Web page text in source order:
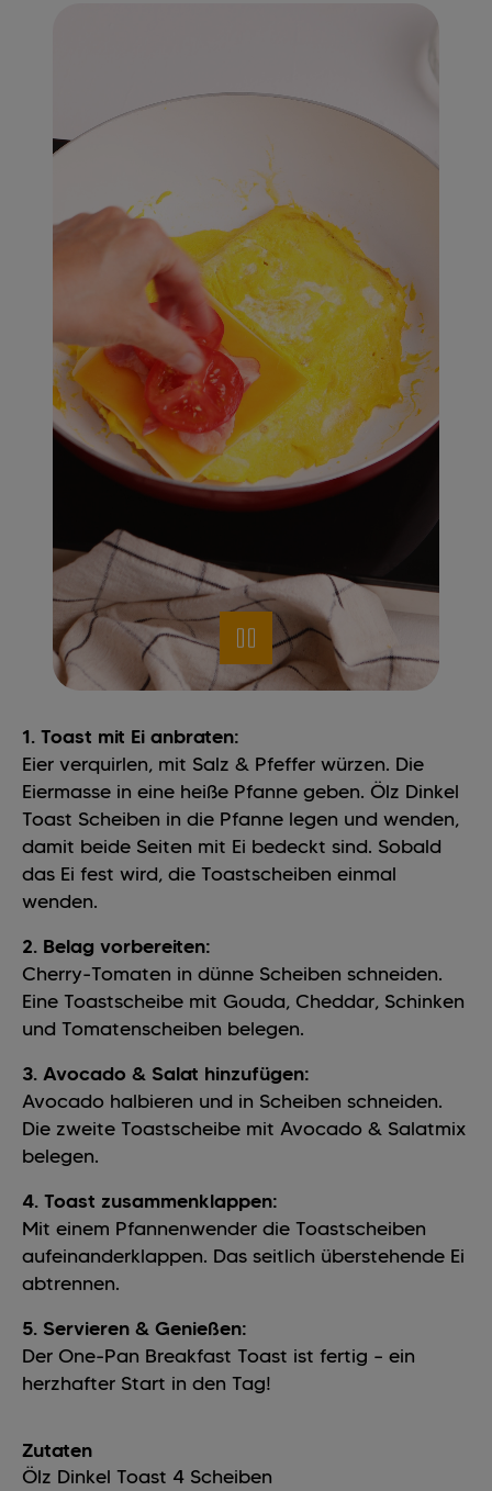
1. Toast mit Ei anbraten:
Eier verquirlen, mit Salz & Pfeffer würzen. Die
Eiermasse in eine heiße Pfanne geben. Ölz Dinkel
Toast Scheiben in die Pfanne legen und wenden,
damit beide Seiten mit Ei bedeckt sind. Sobald
das Ei fest wird, die Toastscheiben einmal
wenden.
2. Belag vorbereiten:
Cherry-Tomaten in dünne Scheiben schneiden.
Eine Toastscheibe mit Gouda, Cheddar, Schinken
und Tomatenscheiben belegen.
3. Avocado & Salat hinzufügen:
Avocado halbieren und in Scheiben schneiden.
Die zweite Toastscheibe mit Avocado & Salatmix
belegen.
4. Toast zusammenklappen:
Mit einem Pfannenwender die Toastscheiben
aufeinanderklappen. Das seitlich überstehende Ei
abtrennen.
5. Servieren & Genießen:
Der One-Pan Breakfast Toast ist fertig – ein
herzhafter Start in den Tag!
Zutaten
Ölz Dinkel Toast 4 Scheiben